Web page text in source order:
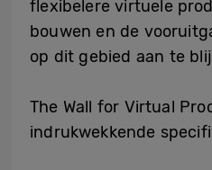
flexibelere virtuele
bouwen en de
op dit gebied aan te
The Wall for Virtual
indrukwekkende